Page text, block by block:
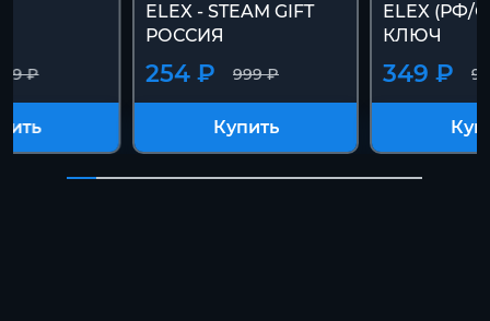
₽
ELEX - STEAM GIFT
РОССИЯ
999 ₽
254 ₽
Купить
ELEX (РФ/
КЛЮЧ
349 ₽